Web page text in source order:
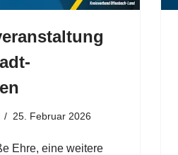
25. Februar 2026
Ehre, eine weitere